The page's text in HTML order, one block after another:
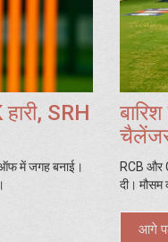
SRH
में जगह बनाई।
RCB और
दी। मौसम
आगे